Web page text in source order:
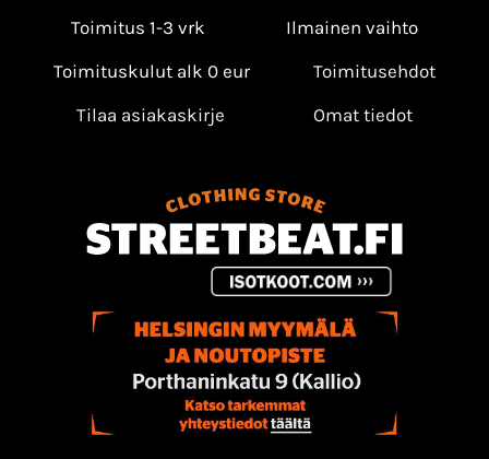
Toimitus 1-3 vrk
Ilmainen vaihto
Toimituskulut alk 0 eur
Toimitusehdot
Tilaa asiakaskirje
Omat tiedot